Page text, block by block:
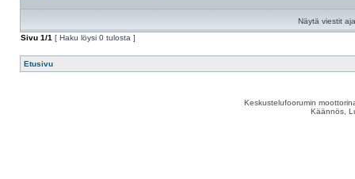
Näytä viestit
Sivu 1/1 [ Haku löysi 0 tulosta ]
Etusivu
Keskustelufoorumin
Käännös,